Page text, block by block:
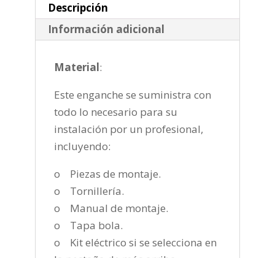
Descripción
Información adicional
Material:
Este enganche se suministra con
todo lo necesario para su
instalación por un profesional,
incluyendo:
o Piezas de montaje.
o Tornillería.
o Manual de montaje.
o Tapa bola.
o Kit eléctrico si se selecciona en